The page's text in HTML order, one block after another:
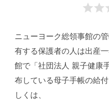
ニューヨーク総領事館の
有する保護者の人は出産
館で「社団法人 親子健康
布している母子手帳の給
しくは、